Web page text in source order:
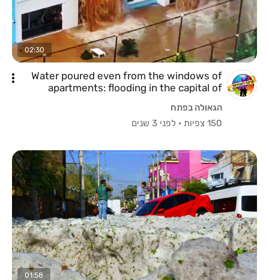
02:30
Water poured even from the windows of
apartments: flooding in the capital of
הגאולה בפתח
150 צפיות
· לפני 3 שנים
01:58